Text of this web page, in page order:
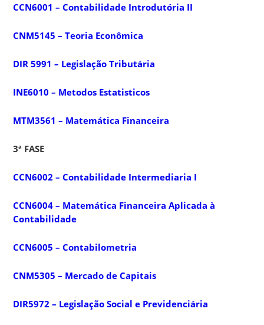
CCN6001 – Contabilidade Introdutória II
CNM5145 – Teoria Econômica
DIR 5991 – Legislação Tributária
INE6010 – Metodos Estatisticos
MTM3561 – Matemática Financeira
3ª FASE
CCN6002 – Contabilidade Intermediaria I
CCN6004 – Matemática Financeira Aplicada à
Contabilidade
CCN6005 – Contabilometria
CNM5305 – Mercado de Capitais
DIR5972 – Legislação Social e Previdenciária